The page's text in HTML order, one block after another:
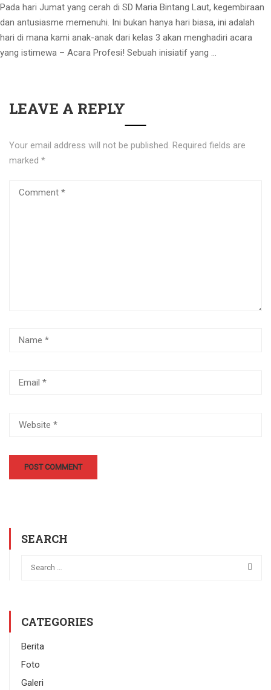
Pada hari Jumat yang cerah di SD Maria Bintang Laut, kegembiraan
dan antusiasme memenuhi. Ini bukan hanya hari biasa, ini adalah
hari di mana kami anak-anak dari kelas 3 akan menghadiri acara
yang istimewa – Acara Profesi! Sebuah inisiatif yang …
LEAVE A REPLY
Your email address will not be published. Required fields are
marked *
SEARCH
CATEGORIES
Berita
Foto
Galeri